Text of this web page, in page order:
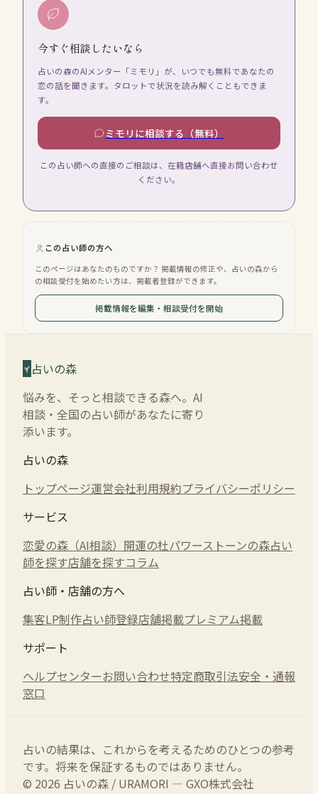
今すぐ相談したいなら
占いの森のAIメンター「ミモリ」が、いつでも無料であなたの
恋の話を聞きます。タロットで状況を読み解くこともできま
す。
ミモリに相談する（無料）
この占い師への直接のご相談は、在籍店舗へ直接お問い合わせ
ください。
この占い師の方へ
このページはあなたのものですか？ 掲載情報の修正や、占いの森から
の相談受付を始めたい方は、掲載者登録ができます。
掲載情報を編集・相談受付を開始
占いの森
悩みを、そっと相談できる森へ。AI
相談・全国の占い師があなたに寄り
添います。
占いの森
トップページ運営会社利用規約プライバシーポリシー
サービス
恋愛の森（AI相談） 開運の杜パワーストーンの森占い
師を探す店舗を探すコラム
占い師・店舗の方へ
集客LP制作占い師登録店舗掲載プレミアム掲載
サポート
ヘルプセンターお問い合わせ特定商取引法安全・通報
窓口
占いの結果は、これからを考えるためのひとつの参考
です。将来を保証するものではありません。
© 2026 占いの森 / URAMORI — GXO株式会社